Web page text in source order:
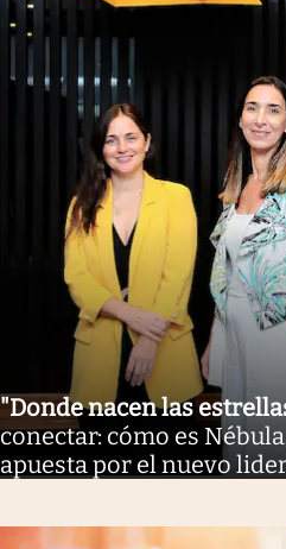
"Donde nacen las
conectar: cómo es
apuesta por el nuevo